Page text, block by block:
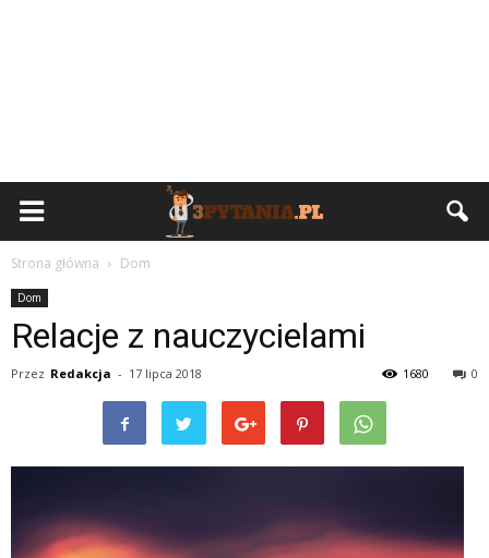
Strona główna Dom
Dom
Relacje z nauczycielami
Przez Redakcja - 17 lipca 2018 0
1680